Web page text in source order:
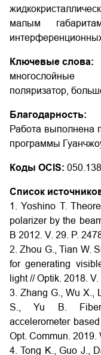
малым
Ключевые слова:
многослойные
поляризатор,
Благодарность:
Работа выполнена
программы
Коды OCIS:
Список
1. Yoshino T.
polarizer by the
B 2012. V. 29. P.
2. Zhou G., Tian W.
for generating
light // Optik. 2018. V.
3. Zhang G., Wu X.,
S., Yu B. Fiber
accelerometer
Opt. Commun. 2019.
4. Tong K., Guo J.,